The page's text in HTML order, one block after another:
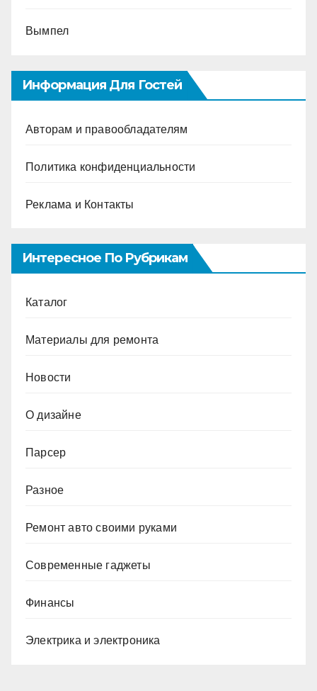
Вымпел
Информация Для Гостей
Авторам и правообладателям
Политика конфиденциальности
Реклама и Контакты
Интересное По Рубрикам
Каталог
Материалы для ремонта
Новости
О дизайне
Парсер
Разное
Ремонт авто своими руками
Современные гаджеты
Финансы
Электрика и электроника